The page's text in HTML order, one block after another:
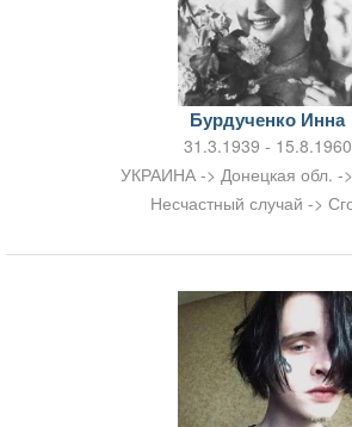
Бурдученко Инна
31.3.1939 - 15.8.1960
УКРАИНА -> Донецкая обл. -
Несчастный случай ->